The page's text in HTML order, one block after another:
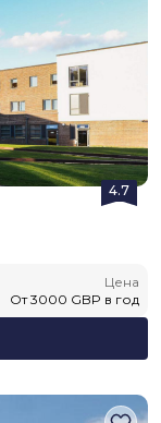
4.7
Цена
От 3000 GBP в год